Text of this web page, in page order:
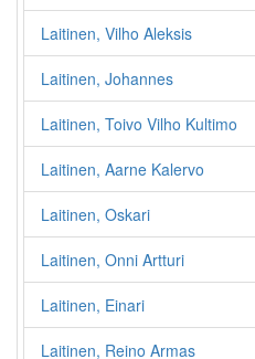
Laitinen, Vilho Aleksis
Laitinen, Johannes
Laitinen, Toivo Vilho Kultimo
Laitinen, Aarne Kalervo
Laitinen, Oskari
Laitinen, Onni Artturi
Laitinen, Einari
Laitinen, Reino Armas